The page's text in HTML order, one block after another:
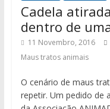
Cadela
dentro de
11 Novembro, 2016
Maus tratos animais
O cenário de maus
repetir. Um pedido de